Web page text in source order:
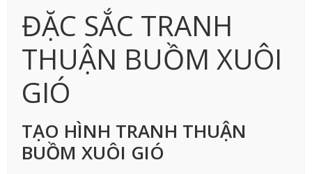
ĐẶC SẮC TRANH
THUẬN BUỒM XUÔI
GIÓ
TẠO HÌNH TRANH THUẬN
BUỒM XUÔI GIÓ